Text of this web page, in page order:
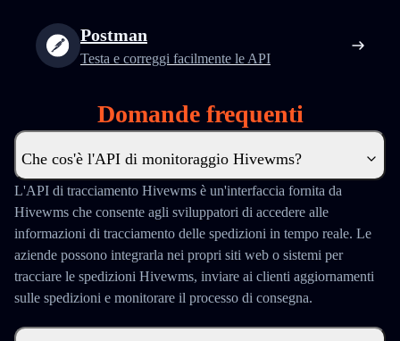
Postman
Testa e correggi facilmente le API
Domande frequenti
Che cos'è l'API di monitoraggio Hivewms?
L'API di tracciamento Hivewms è un'interfaccia fornita da
Hivewms che consente agli sviluppatori di accedere alle
informazioni di tracciamento delle spedizioni in tempo reale. Le
aziende possono integrarla nei propri siti web o sistemi per
tracciare le spedizioni Hivewms, inviare ai clienti aggiornamenti
sulle spedizioni e monitorare il processo di consegna.